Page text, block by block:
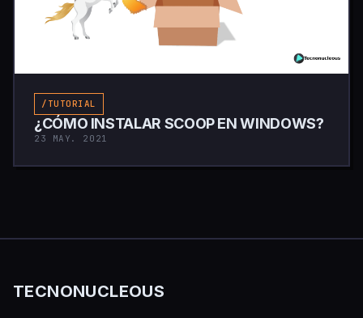
/TUTORIAL
¿CÓMO INSTALAR SCOOP EN WINDOWS?
23 MAY. 2021
TECNONUCLEOUS